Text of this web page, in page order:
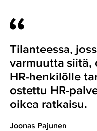
Tilanteessa,
varmuutta siitä,
HR-henkilölle
ostettu HR-
oikea ratkaisu.
Joonas Pajunen